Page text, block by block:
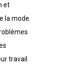
et
la mode.
travail.